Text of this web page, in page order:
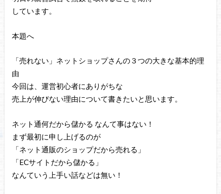
しています。
本題へ
「売れない」ネットショップさんの３つの大きな基本的理
由
今回は、運営初心者にありがちな
売上が伸びない理由について書きたいと思います。
ネット通何だから儲かる なんて事はない！
まず最初に申し上げるのが
「ネット通販のショップだから売れる」
「ECサイトだから儲かる」
なんていう上手い話などは無い！